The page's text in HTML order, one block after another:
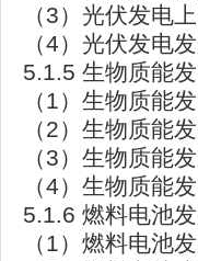
（3）光伏发电
（4）光伏发电
5.1.5 生物质能
（1）生物质能
（2）生物质能
（3）生物质能
（4）生物质能
5.1.6 燃料电池
（1）燃料电池